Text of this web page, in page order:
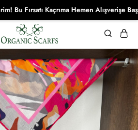
Fırsatı Kaçrıma Hemen Alışverişe Başla!